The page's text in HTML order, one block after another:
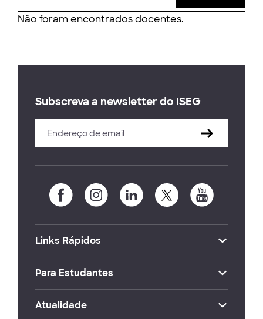
Não foram encontrados docentes.
Subscreva a newsletter do ISEG
Links Rápidos
Para Estudantes
Atualidade